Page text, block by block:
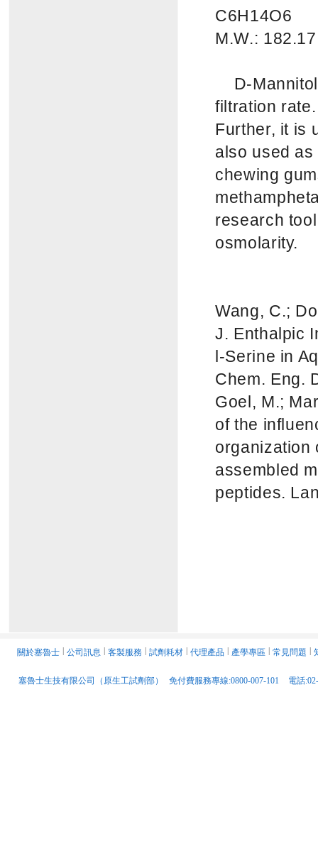
C6H14O6
M.W.: 182.17
D-Mannitol
filtration
Further, it is
also used
chewing
research
osmolarity.
Wang, C.;
J. Enthalpic
l-Serine in
Chem. Eng.
Goel, M.;
of the
organization
assembled
peptides.
關於塞魯士 公司訊息 客製服務 試劑耗材 代理產品 產學專區 常見問題
塞魯士生技有限公司（原生工試劑部） 免付費服務專線:0800-007-101 電話